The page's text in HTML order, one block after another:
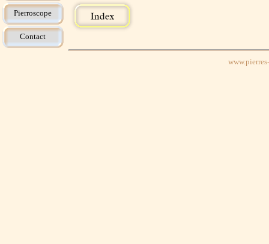
Pierroscope
Contact